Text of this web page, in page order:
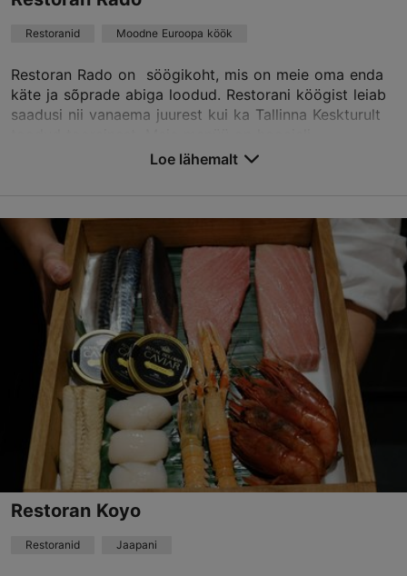
TripAdvisor Traveler hinnang
põhineb10 hinnangul
Loe rohkem arvustusi TripAdvisorist
Restoranid Moodne Euroopa köök
Restoran Rado on söögikoht, mis on meie oma enda
käte ja sõprade abiga loodud. Restorani köögist leiab
saadusi nii vanaema juurest kui ka Tallinna Keskturult
Vene tn 7, Tallinn
Vanalinn
01.01–31.12
E – L 12:00–23:00
Loe lähemalt
Restoranid, Moodne Euroopa köök
Loe lähemalt
info@radorestoran.ee
+372 58588995
Best Restaurants
Loe lähemalt
Restoran Koyo
Restoranid Jaapani